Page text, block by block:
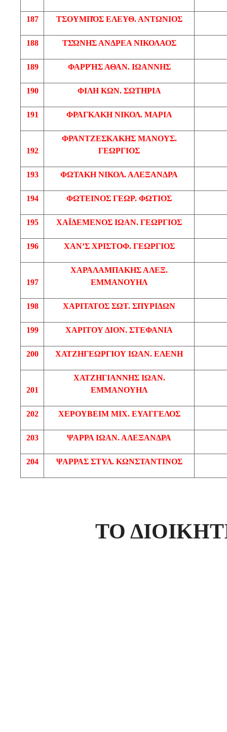
187 ΤΣΟΥΜΠΌΣ ΕΛΕΥΘ. ΑΝΤΩΝΙΟΣ
188 ΤΣΏΝΗΣΑΝΔΡΕΑ ΝΙΚΟΛΑΟΣ
189 ΦΑΡΡΉΣ ΑΘΑΝ. ΙΩΑΝΝΗΣ
190 ΦΙΛΗΚΩΝ. ΣΩΤΗΡΙΑ
191 ΦΡΑΓΚΑΚΗ ΝΙΚΟΛ. ΜΑΡΙΑ
192
ΦΡΑΝΤΖΕΣΚΑΚΗΣΜΑΝΟΥΣ.
ΓΕΩΡΓΙΟΣ
193 ΦΩΤΑΚΗ ΝΙΚΟΛ. ΑΛΕΞΑΝΔΡΑ
194 ΦΩΤΕΙΝΟΣ ΓΕΩΡ. ΦΩΤΙΟΣ
195 ΧΑΪΔΕΜΕΝΟΣ ΙΩΑΝ. ΓΕΩΡΓΙΟΣ
196 ΧΑΝ’Σ ΧΡΙΣΤΟΦ. ΓΕΩΡΓΙΟΣ
197
ΧΑΡΑΛΑΜΠΑΚΗΣ ΑΛΕΞ.
ΕΜΜΑΝΟΥΗΛ
198 ΧΑΡΙΤΑΤΟΣ ΣΩΤ. ΣΠΥΡΙΔΩΝ
199 ΧΑΡΙΤΟΥΔΙΟΝ. ΣΤΕΦΑΝΙΑ
200 ΧΑΤΖΗΓΕΩΡΓΙΟΥ ΙΩΑΝ. ΕΛΕΝΗ
201
ΧΑΤΖΗΓΙΑΝΝΗΣ ΙΩΑΝ.
ΕΜΜΑΝΟΥΗΛ
202 ΧΕΡΟΥΒΕΙΜ ΜΙΧ. ΕΥΑΓΓΕΛΟΣ
203 ΨΑΡΡΑ ΙΩΑΝ. ΑΛΕΞΑΝΔΡΑ
204 ΨΑΡΡΑΣΣΤΥΛ. ΚΩΝΣΤΑΝΤΙΝΟΣ
ΤΟ